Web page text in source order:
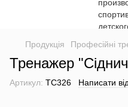
Продукція Професійні
Тренажер
Артикул: TC326 Написати